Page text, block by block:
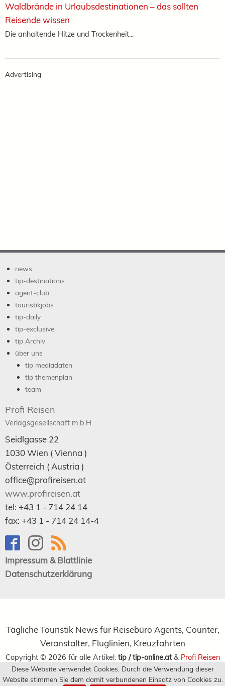
Diese Website verwendet Cookies. Durch die Verwendung dieser
Website stimmen Sie dem damit verbundenen Einsatz von Cookies zu.
Waldbrände in Urlaubsdestinationen – das sollten
Reisende wissen
Die anhaltende Hitze und Trockenheit...
Advertising
news
tip-destinations
agent-club
touristikjobs
tip-daily
tip-exclusive
tip Archiv
über uns
tip mediadaten
tip themenplan
team
Profi Reisen
Verlagsgesellschaft m.b.H.
Seidlgasse 22
1030Wien ( Vienna )
Österreich ( Austria )
office@profireisen.at
www.profireisen.at
tel: +43 1 - 714 24 14
fax: +43 1 - 714 24 14-4
Impressum & Blattlinie
Datenschutzerklärung
Tägliche Touristik News für Reisebüro Agents, Counter,
Veranstalter, Fluglinien, Kreuzfahrten
Copyright © 2026 für alle Artikel: tip / tip-online.at& Profi Reisen
Verlagsgesellschaft m.b.H.